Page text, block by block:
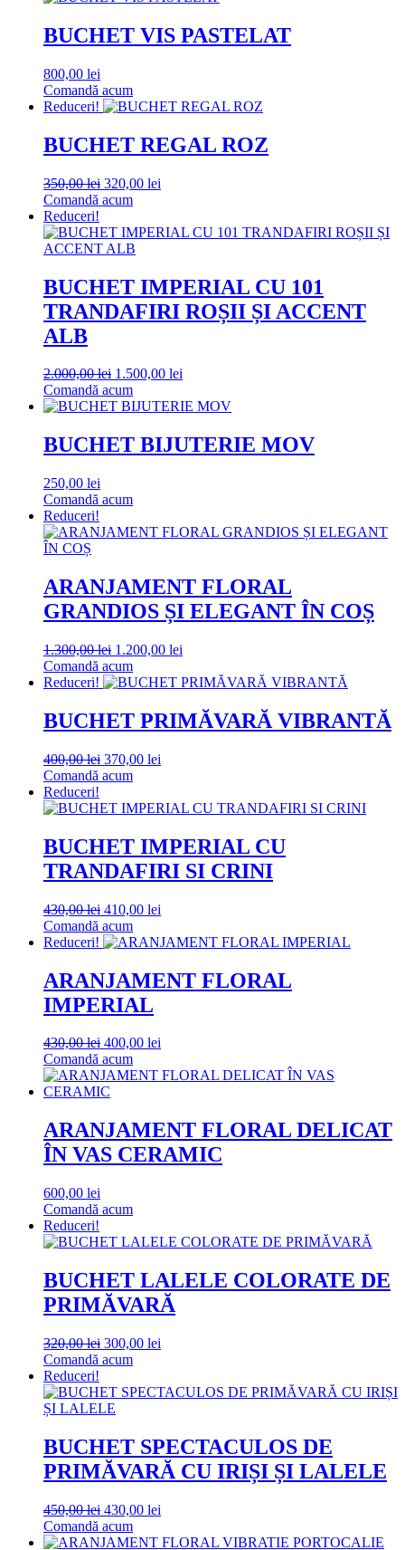
BUCHET VIS PASTELAT
800,00 lei
Comandă acum
Reduceri!
BUCHET REGAL ROZ
350,00lei Prețul
inițial
fost:
350,00 lei.
320,00 lei
320,00 lei.
Comandă acum
Reduceri!
BUCHET IMPERIAL CU 101
TRANDAFIRI ROȘII ȘI ACCENT
ALB
2.000,00lei Prețul
inițial
a
2.000,00 lei.
1.500,00 lei
este:
Comandă acum
BUCHET BIJUTERIE MOV
250,00 lei
Comandă acum
Reduceri!
ARANJAMENT FLORAL
GRANDIOS ȘI ELEGANT ÎN COȘ
1.300,00lei Prețul
inițial
a
1.300,00 lei.
1.200,00 lei
este:
Comandă acum
Reduceri!
BUCHET PRIMĂVARĂ VIBRANTĂ
400,00lei Prețul
inițial
fost:
370,00 lei
370,00 lei.
Comandă acum
Reduceri!
BUCHET IMPERIAL CU
TRANDAFIRI SI CRINI
430,00lei Prețul
inițial
a
430,00 lei.
410,00 lei
este:
Comandă acum
Reduceri!
ARANJAMENT FLORAL
IMPERIAL
430,00lei Prețul
inițial
a
fost:
400,00 lei
este:
Comandă acum
ARANJAMENT FLORAL DELICAT
ÎN VAS CERAMIC
600,00 lei
Comandă acum
Reduceri!
BUCHET LALELE COLORATE DE
PRIMĂVARĂ
320,00lei Prețul
inițial
fost:
320,00 lei.
300,00 lei
300,00 lei.
Comandă acum
Reduceri!
BUCHET SPECTACULOS DE
PRIMĂVARĂ CU IRIȘI ȘI LALELE
450,00lei Prețul
inițial
a
430,00 lei
este:
Comandă acum